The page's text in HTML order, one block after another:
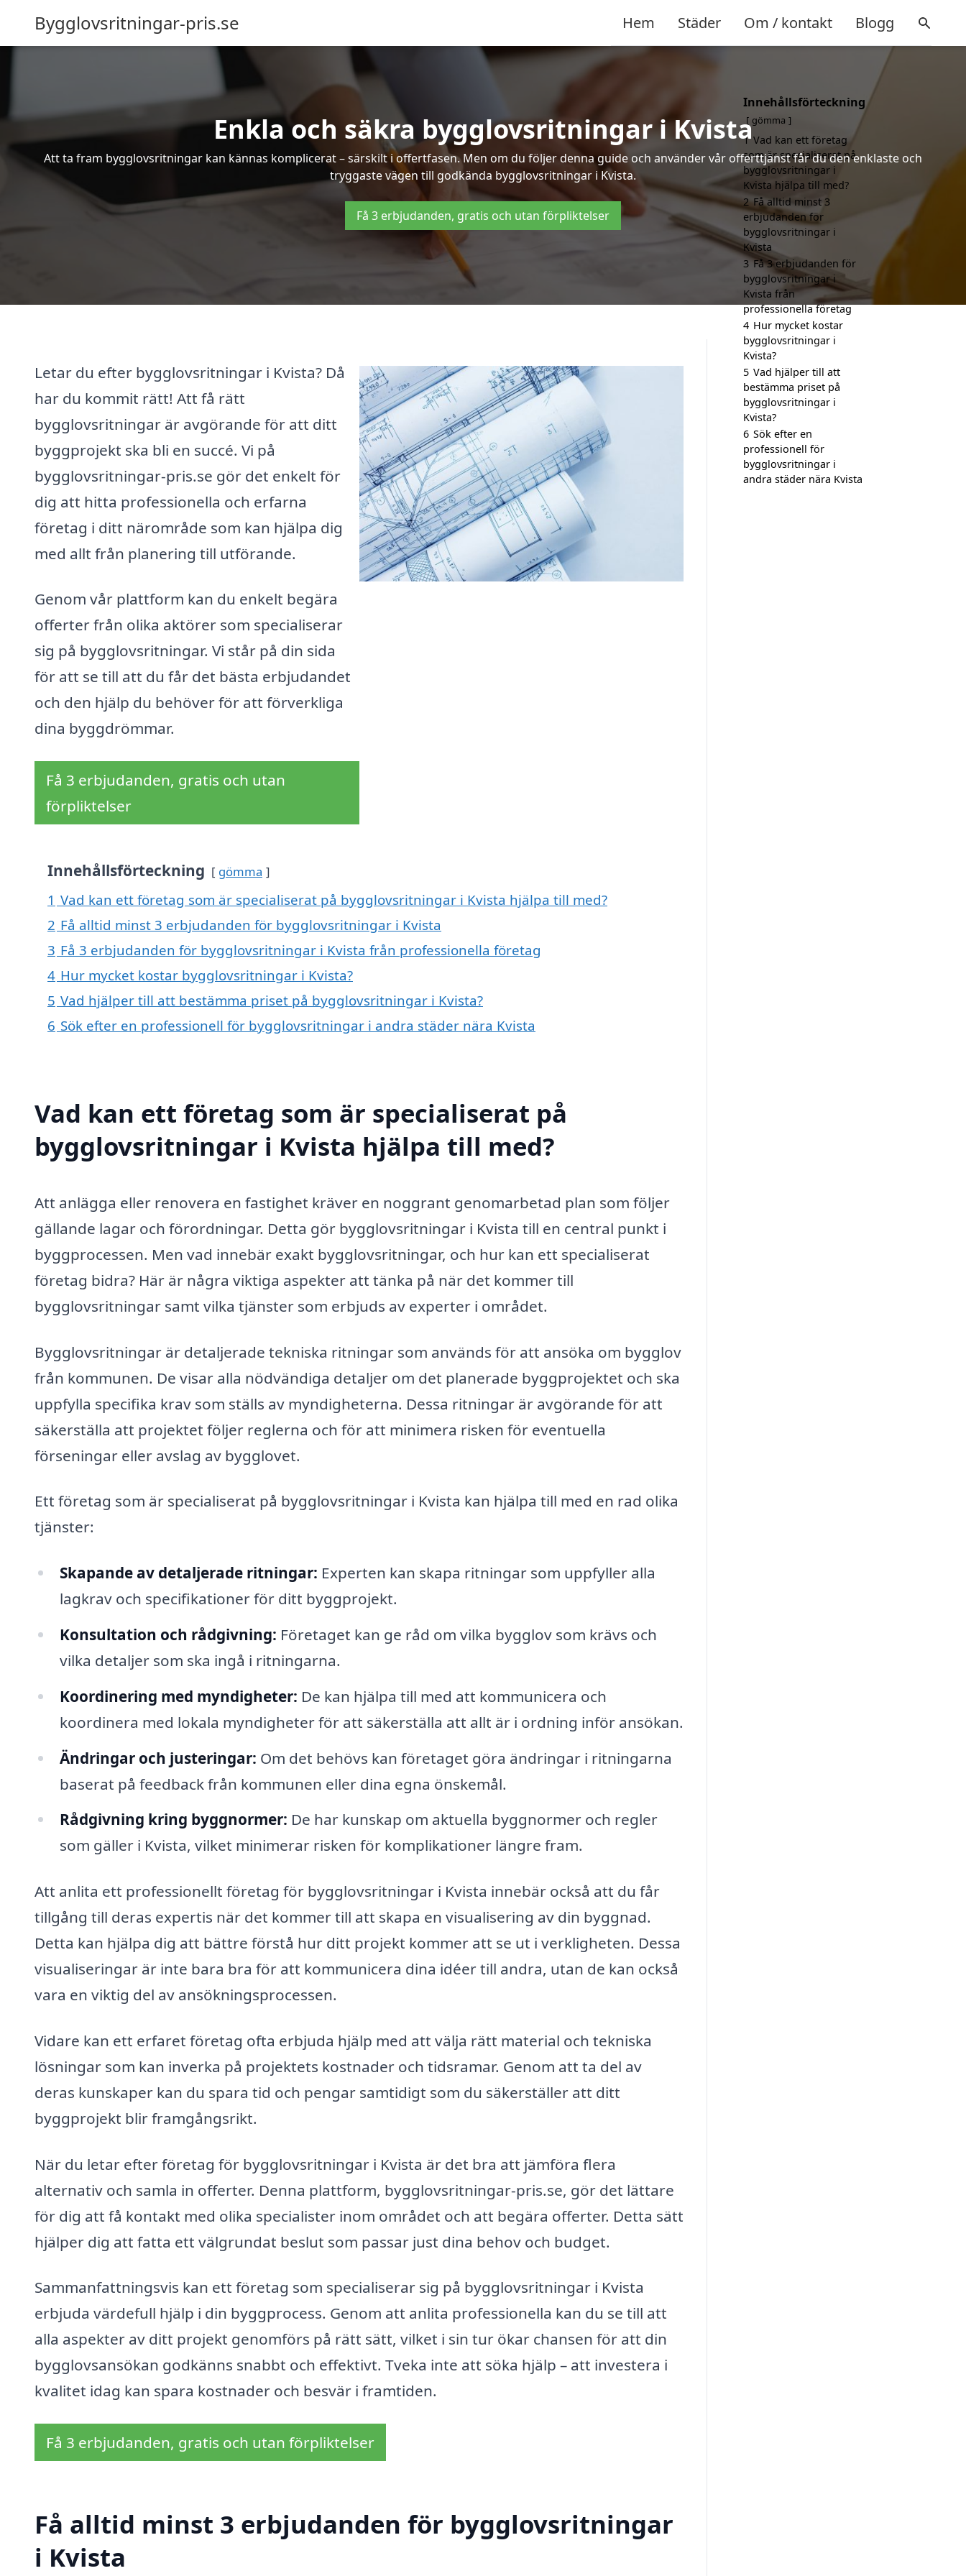
Bygglovsritningar-pris.se Hem Städer Om / kontakt Blogg
Enkla och säkra bygglovsritningar i Kvista
Att ta fram bygglovsritningar kan kännas komplicerat – särskilt i offertfasen. Men om du följer denna guide och använder vår offerttjänst får du den enklaste och
tryggaste vägen till godkända bygglovsritningar i Kvista.
Få 3 erbjudanden, gratis och utan förpliktelser
Letar du efter bygglovsritningar i Kvista? Då
har du kommit rätt! Att få rätt
bygglovsritningar är avgörande för att ditt
byggprojekt ska bli en succé. Vi på
bygglovsritningar-pris.se gör det enkelt för
dig att hitta professionella och erfarna
företag i ditt närområde som kan hjälpa dig
med allt från planering till utförande.
Genom vår plattform kan du enkelt begära
offerter från olika aktörer som specialiserar
sig på bygglovsritningar. Vi står på din sida
för att se till att du får det bästa erbjudandet
och den hjälp du behöver för att förverkliga
dina byggdrömmar.
Få 3 erbjudanden, gratis och utan
förpliktelser
Innehållsförteckning gömma
1 Vad kan ett företag som är specialiserat på bygglovsritningar i Kvista hjälpa till med?
2 Få alltid minst 3 erbjudanden för bygglovsritningar i Kvista
3 Få 3 erbjudanden för bygglovsritningar i Kvista från professionella företag
4 Hur mycket kostar bygglovsritningar i Kvista?
5 Vad hjälper till att bestämma priset på bygglovsritningar i Kvista?
6 Sök efter en professionell för bygglovsritningar i andra städer nära Kvista
Vad kan ett företag som är specialiserat på
bygglovsritningar i Kvista hjälpa till med?
Att anlägga eller renovera en fastighet kräver en noggrant genomarbetad plan som följer
gällande lagar och förordningar. Detta gör bygglovsritningar i Kvista till en central punkt i
byggprocessen. Men vad innebär exakt bygglovsritningar, och hur kan ett specialiserat
företag bidra? Här är några viktiga aspekter att tänka på när det kommer till
bygglovsritningar samt vilka tjänster som erbjuds av experter i området.
Bygglovsritningar är detaljerade tekniska ritningar som används för att ansöka om bygglov
från kommunen. De visar alla nödvändiga detaljer om det planerade byggprojektet och ska
uppfylla specifika krav som ställs av myndigheterna. Dessa ritningar är avgörande för att
säkerställa att projektet följer reglerna och för att minimera risken för eventuella
förseningar eller avslag av bygglovet.
Ett företag som är specialiserat på bygglovsritningar i Kvista kan hjälpa till med en rad olika
tjänster:
Skapande av detaljerade ritningar: Experten kan skapa ritningar som uppfyller alla
lagkrav och specifikationer för ditt byggprojekt.
Konsultation och rådgivning: Företaget kan ge råd om vilka bygglov som krävs och
vilka detaljer som ska ingå i ritningarna.
Koordinering med myndigheter: De kan hjälpa till med att kommunicera och
koordinera med lokala myndigheter för att säkerställa att allt är i ordning inför ansökan.
Ändringar och justeringar: Om det behövs kan företaget göra ändringar i ritningarna
baserat på feedback från kommunen eller dina egna önskemål.
Rådgivning kring byggnormer: De har kunskap om aktuella byggnormer och regler
som gäller i Kvista, vilket minimerar risken för komplikationer längre fram.
Att anlita ett professionellt företag för bygglovsritningar i Kvista innebär också att du får
tillgång till deras expertis när det kommer till att skapa en visualisering av din byggnad.
Detta kan hjälpa dig att bättre förstå hur ditt projekt kommer att se ut i verkligheten. Dessa
visualiseringar är inte bara bra för att kommunicera dina idéer till andra, utan de kan också
vara en viktig del av ansökningsprocessen.
Vidare kan ett erfaret företag ofta erbjuda hjälp med att välja rätt material och tekniska
lösningar som kan inverka på projektets kostnader och tidsramar. Genom att ta del av
deras kunskaper kan du spara tid och pengar samtidigt som du säkerställer att ditt
byggprojekt blir framgångsrikt.
När du letar efter företag för bygglovsritningar i Kvista är det bra att jämföra flera
alternativ och samla in offerter. Denna plattform, bygglovsritningar-pris.se, gör det lättare
för dig att få kontakt med olika specialister inom området och att begära offerter. Detta sätt
hjälper dig att fatta ett välgrundat beslut som passar just dina behov och budget.
Sammanfattningsvis kan ett företag som specialiserar sig på bygglovsritningar i Kvista
erbjuda värdefull hjälp i din byggprocess. Genom att anlita professionella kan du se till att
alla aspekter av ditt projekt genomförs på rätt sätt, vilket i sin tur ökar chansen för att din
bygglovsansökan godkänns snabbt och effektivt. Tveka inte att söka hjälp – att investera i
kvalitet idag kan spara kostnader och besvär i framtiden.
Få 3 erbjudanden, gratis och utan förpliktelser
Få alltid minst 3 erbjudanden för bygglovsritningar
i Kvista
Innehållsförteckning
gömma
1 Vad kan ett företag
som är specialiserat på
bygglovsritningar i
Kvista hjälpa till med?
2 Få alltid minst 3
erbjudanden för
bygglovsritningar i
Kvista
3 Få 3 erbjudanden för
bygglovsritningar i
Kvista från
professionella företag
4 Hur mycket kostar
bygglovsritningar i
Kvista?
5 Vad hjälper till att
bestämma priset på
bygglovsritningar i
Kvista?
6 Sök efter en
professionell för
bygglovsritningar i
andra städer nära Kvista